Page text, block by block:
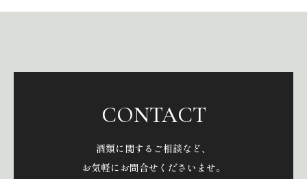
CONTACT
酒類に関するご相談など、
お気軽にお問合せくださいませ。